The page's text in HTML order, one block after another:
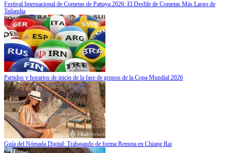
Festival Internacional de Cometas de Pattaya 2026: El Desfile de Cometas Más Largo de
Tailandia
Partidos y horarios de inicio de la fase de grupos de la Copa Mundial 2026
Guía del Nómada Digital: Trabajando de forma Remota en Chiang Rai